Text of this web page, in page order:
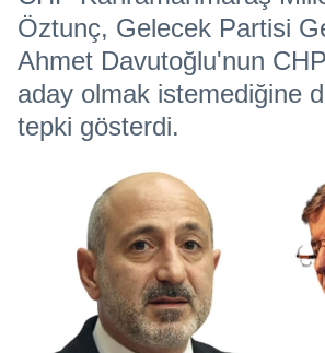
Öztunç, Gelecek Partisi
Ahmet Davutoğlu'nun
aday olmak istemediğine
tepki gösterdi.